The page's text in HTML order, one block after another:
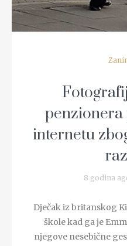
penzionera
internetu
8 godina
Dječak iz britanskog
škole kad ga je
njegove nesebične